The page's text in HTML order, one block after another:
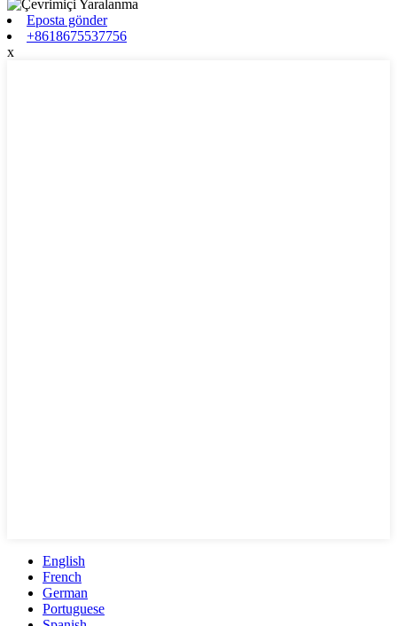
Eposta gönder
+8618675537756
x
English
French
German
Portuguese